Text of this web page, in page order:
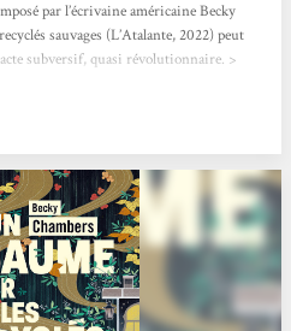
par l’écrivaine américaine Becky
sauvages (L’Atalante, 2022) peut
subversif, quasi révolutionnaire. >